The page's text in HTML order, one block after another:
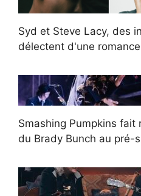
Syd et Steve Lacy, des
délectent d'une
Smashing Pumpkins fait
du Brady Bunch au pré-